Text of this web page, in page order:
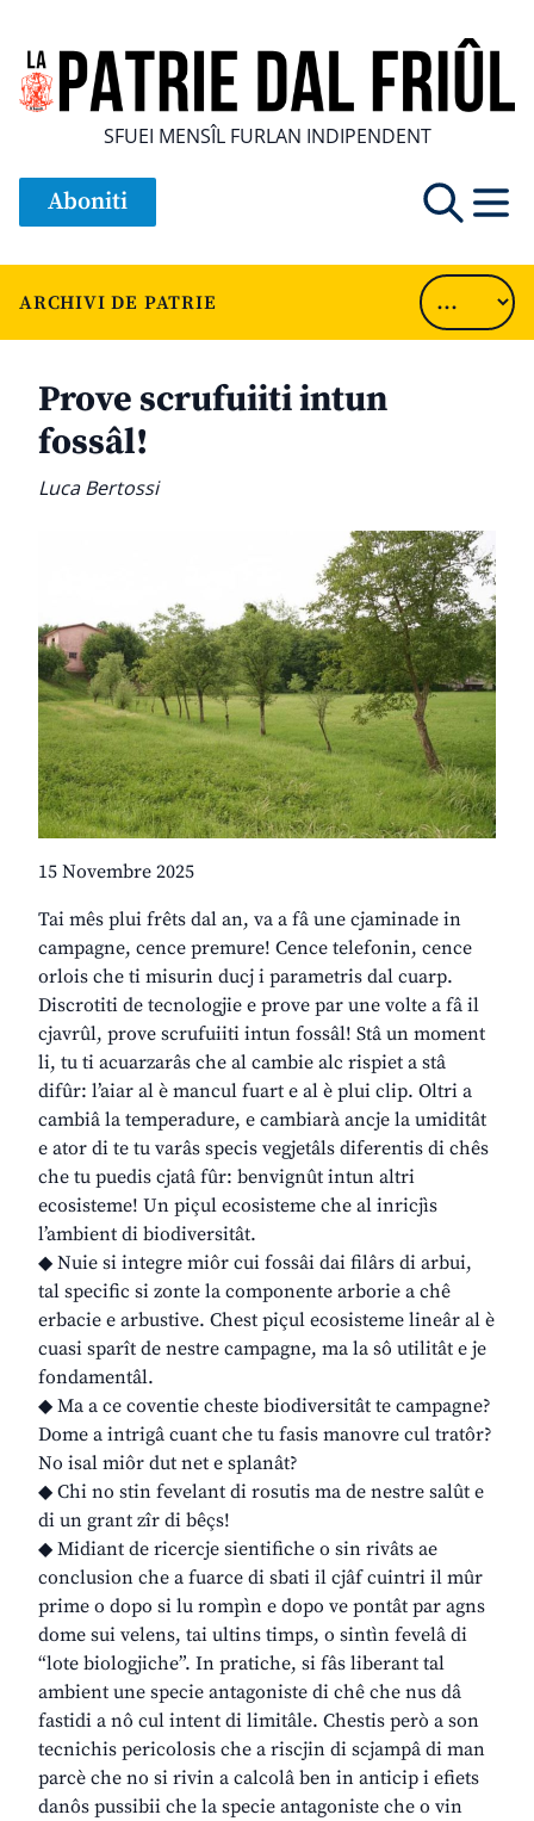
SFUEI MENSÎL FURLAN INDIPENDENT
Aboniti
ARCHIVI DE PATRIE
Prove scrufuiiti intun
fossâl!
Luca Bertossi
15 Novembre 2025
Tai mês plui frêts dal an, va a fâ une cjaminade in
campagne, cence premure! Cence telefonin, cence
orlois che ti misurin ducj i parametris dal cuarp.
Discrotiti de tecnologjie e prove par une volte a fâ il
cjavrûl, prove scrufuiiti intun fossâl! Stâ un moment
li, tu ti acuarzarâs che al cambie alc rispiet a stâ
difûr: l’aiar al è mancul fuart e al è plui clip. Oltri a
cambiâ la temperadure, e cambiarà ancje la umiditât
e ator di te tu varâs specis vegjetâls diferentis di chês
che tu puedis cjatâ fûr: benvignût intun altri
ecosisteme! Un piçul ecosisteme che al inricjìs
l’ambient di biodiversitât.
◆ Nuie si integre miôr cui fossâi dai filârs di arbui,
tal specific si zonte la componente arborie a chê
erbacie e arbustive. Chest piçul ecosisteme lineâr al è
cuasi sparît de nestre campagne, ma la sô utilitât e je
fondamentâl.
◆ Ma a ce coventie cheste biodiversitât te campagne?
Dome a intrigâ cuant che tu fasis manovre cul tratôr?
No isal miôr dut net e splanât?
◆ Chi no stin fevelant di rosutis ma de nestre salût e
di un grant zîr di bêçs!
◆ Midiant de ricercje sientifiche o sin rivâts ae
conclusion che a fuarce di sbati il cjâf cuintri il mûr
prime o dopo si lu rompìn e dopo ve pontât par agns
dome sui velens, tai ultins timps, o sintìn fevelâ di
“lote biologjiche”. In pratiche, si fâs liberant tal
ambient une specie antagoniste di chê che nus dâ
fastidi a nô cul intent di limitâle. Chestis però a son
tecnichis pericolosis che a riscjin di scjampâ di man
parcè che no si rivin a calcolâ ben in anticip i efiets
danôs pussibii che la specie antagoniste che o vin